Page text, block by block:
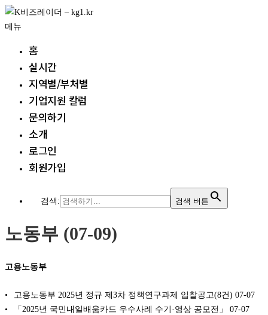
내
용
메뉴
홈
실시간
지역별/부처별
기업지원 칼럼
문의하기
소개
로그인
회원가입
검색: 검색 버튼
노동부 (07-09)
고용노동부
고용노동부 2025년 정규 제3차 정책연구과제 입찰공고(8건) 07-07
「2025년 국민내일배움카드 우수사례 수기·영상 공모전」
07-07